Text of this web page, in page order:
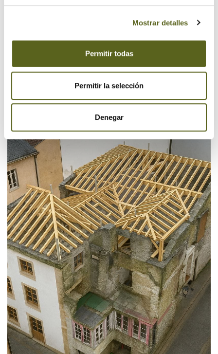
Mostrar detalles
Permitir todas
Permitir la selección
Denegar